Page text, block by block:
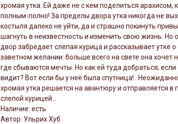
хромая утка. Ей даже не с кем поделиться арахисом,
полным-полно! За пределы двора утка никогда не
костыля далеко не уйти, да и страшно покинуть
шагнуть в неизвестность и изменить свою жизнь. Но
двор забредает слепая курица и рассказывает утке о
заветном желании: больше всего на свете она хочет
где сбываются мечты. Но как ей туда добраться, если
видит? Вот если бы у неё была спутница!..
хромая утка решается на авантюру и отправляется в
слепой курицей...
Наличие: есть
Автор: Ульрих Хуб